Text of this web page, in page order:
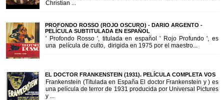
Christian ...
PROFONDO ROSSO (ROJO OSCURO) - DARIO ARGENTO -
PELÍCULA SUBTITULADA EN ESPAÑOL
' Profondo Rosso ', titulada en español ' Rojo Profundo ', es
una película de culto, dirigida en 1975 por el maestro...
EL DOCTOR FRANKENSTEIN (1931). PELÍCULA COMPLETA VOS
Frankenstein (Titulada en España El doctor Frankenstein y ) es
una película de terror de 1931 producida por Universal Pictures
y ...